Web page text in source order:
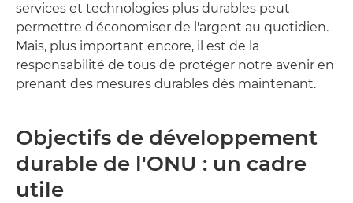
services et technologies plus durables peut
permettre d'économiser de l'argent au quotidien.
Mais, plus important encore, il est de la
responsabilité de tous de protéger notre avenir en
prenant des mesures durables dès maintenant.
Objectifs de développement
durable de l'ONU : un cadre
utile